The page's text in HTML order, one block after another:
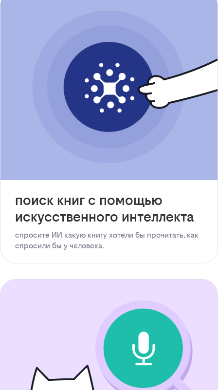
поиск книг с помощью
искусственного интеллекта
спросите ИИ какую книгу хотели бы прочитать, как
спросили бы у человека.